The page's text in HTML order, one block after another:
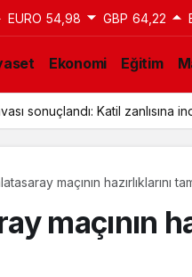
EURO 54,98 GBP 64,22
Ekonomi Eğitim
Tahliye Kararı: Aziz İhsan
maçının hazırlıklarını
maçının